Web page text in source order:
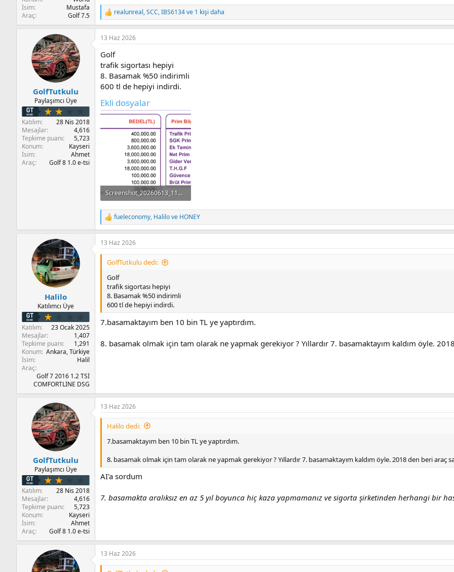
İsim
Mustafa
Araç
Golf 7.5
T
e
p
k
l
e
:
realunreal,SCC,IBS6134ve 1 kişi daha
GolfTutkulu
Paylaşımcı Üye
Katılım
28 Nis 2018
Mesajlar
4,616
Tepkime puanı
5,723
Konum
Kayseri
İsim
Ahmet
Araç
Golf 8 1.0 e-tsi
13 Haz 2026
Golf
trafik sigortası hepiyi
8. Basamak %50 indirimli
600 tl de hepiyi indirdi.
Ekli dosyalar
Screenshot_20260613_115853_Samsung Notes.png
104.6 KB · Görüntüleme: 23
T
e
p
k
i
fueleconomy, Halilove HONEY
Halilo
Katılımcı Üye
Katılım
23 Ocak 2025
Mesajlar
1,407
Tepkime puanı
1,291
Konum Ankara, Türkiye
İsim
Halil
Araç
Golf 7 2016 1.2 TSİ
COMFORTLİNE DSG
13 Haz 2026
GolfTutkulu dedi:
Golf
trafik sigortası hepiyi
8. Basamak %50 indirimli
600 tl de hepiyi indirdi.
7.basamaktayım ben 10 bin TL ye yaptırdım.
8. basamak olmak için tam olarak ne yapmak gerekiyor ? Yıllardır 7. basamaktayım kaldım öyle.
GolfTutkulu
Paylaşımcı Üye
Katılım
28 Nis 2018
Mesajlar
4,616
Tepkime puanı
5,723
Konum
Kayseri
İsim
Ahmet
Araç
Golf 8 1.0 e-tsi
13 Haz 2026
Halilo dedi:
7.basamaktayım ben 10 bin TL ye yaptırdım.
8. basamak olmak için tam olarak ne yapmak gerekiyor ? Yıllardır 7. basamaktayım kaldım öyle. 2018 den beri araç
AI'a sordum
7. basamakta aralıksız en az 5 yıl boyunca hiç kaza yapmamanız ve sigorta şirketinden herhangi bir
13 Haz 2026